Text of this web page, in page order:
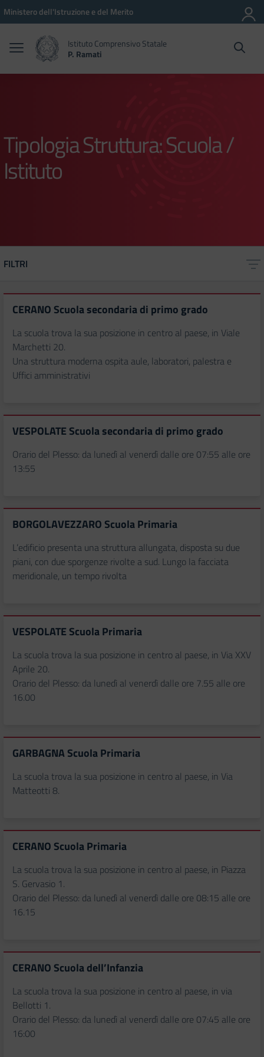
Vai ai contenuti
Vai al menu di navigazione
Vai al footer
Ministero dell'Istruzione e del Merito
Istituto Comprensivo Statale
P. Ramati
Tipologia Struttura:Scuola /
Istituto
FILTRI
CERANO Scuola secondaria di primo grado
La scuola trova la sua posizione in centro al paese, in Viale
Marchetti 20.
Una struttura moderna ospita aule, laboratori, palestra e
Uffici amministrativi
VESPOLATE Scuola secondaria di primo grado
Orario del Plesso: da lunedì al venerdì dalle ore 07:55 alle ore
13:55
BORGOLAVEZZARO Scuola Primaria
L’edificio presenta una struttura allungata, disposta su due
piani, con due sporgenze rivolte a sud. Lungo la facciata
meridionale, un tempo rivolta
VESPOLATE Scuola Primaria
La scuola trova la sua posizione in centro al paese, in Via XXV
Aprile 20.
Orario del Plesso: da lunedì al venerdì dalle ore 7.55 alle ore
16.00
GARBAGNA Scuola Primaria
La scuola trova la sua posizione in centro al paese, in Via
Matteotti 8.
CERANO Scuola Primaria
La scuola trova la sua posizione in centro al paese, in Piazza
S. Gervasio 1.
Orario del Plesso: da lunedì al venerdì dalle ore 08:15 alle ore
16.15
CERANO Scuola dell’Infanzia
La scuola trova la sua posizione in centro al paese, in via
Bellotti 1.
Orario del Plesso: da lunedì al venerdì dalle ore 07:45 alle ore
16:00